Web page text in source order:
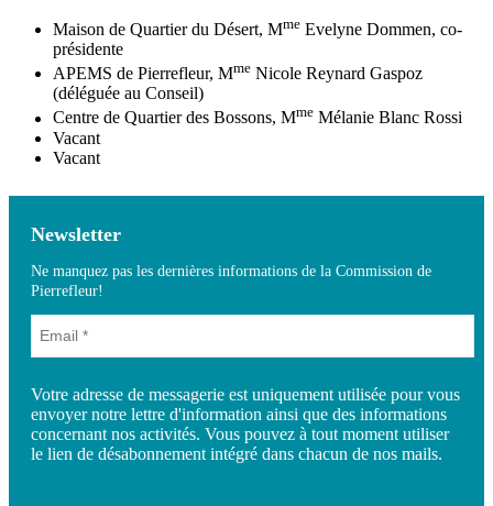
Maison de Quartier du Désert, Mme Evelyne Dommen, co-
présidente
APEMS de Pierrefleur, Mme Nicole Reynard Gaspoz
(déléguée au Conseil)
Centre de Quartier des Bossons, Mme Mélanie Blanc Rossi
Vacant
Vacant
Newsletter
Ne manquez pas les dernières informations de la Commission de
Pierrefleur!
Votre adresse de messagerie est uniquement utilisée pour vous
envoyer notre lettre d'information ainsi que des informations
concernant nos activités. Vous pouvez à tout moment utiliser
le lien de désabonnement intégré dans chacun de nos mails.